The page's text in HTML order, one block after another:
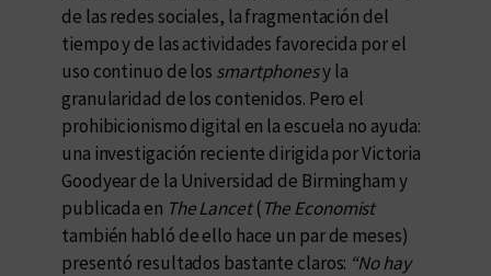
de las redes sociales, la fragmentación del
tiempo y de las actividades favorecida por el
uso continuo de los smartphonesy la
granularidad de los contenidos. Pero el
prohibicionismo digital en la escuela no ayuda:
una investigación reciente dirigida por Victoria
Goodyear de la Universidad de Birmingham y
publicada en TheLancet(The Economist
también habló de ello hace un par de meses)
presentó resultados bastante claros: “No hay